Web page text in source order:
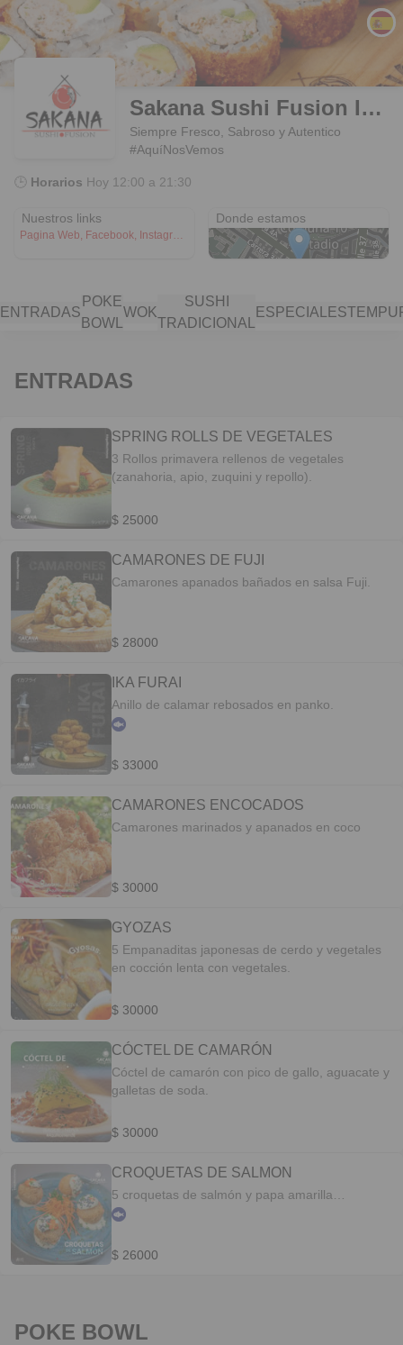
Sakana Sushi Fusion Ibagué
Siempre Fresco, Sabroso y Autentico
#AquíNosVemos
🕒 Horarios Hoy 12:00 a 21:30
Nuestros links
Pagina Web, Facebook, Instagram, Carta PDF
Donde estamos
ENTRADAS
POKE
BOWL
WOK
SUSHI
TRADICIONAL
ESPECIALES
ENTRADAS
SPRING ROLLS DE VEGETALES
3 Rollos primavera rellenos de vegetales
(zanahoria, apio, zuquini y repollo).
$ 25000
CAMARONES DE FUJI
Camarones apanados bañados en salsa Fuji.
$ 28000
IKA FURAI
Anillo de calamar rebosados en panko.
$ 33000
CAMARONES ENCOCADOS
Camarones marinados y apanados en coco
$ 30000
GYOZAS
5 Empanaditas japonesas de cerdo y vegetales
en cocción lenta con vegetales.
$ 30000
CÓCTEL DE CAMARÓN
Cóctel de camarón con pico de gallo, aguacate y
galletas de soda.
$ 30000
CROQUETAS DE SALMON
5 croquetas de salmón y papa amarilla
rebosadas en panko y bañadas en salsa.
$ 26000
POKE BOWL